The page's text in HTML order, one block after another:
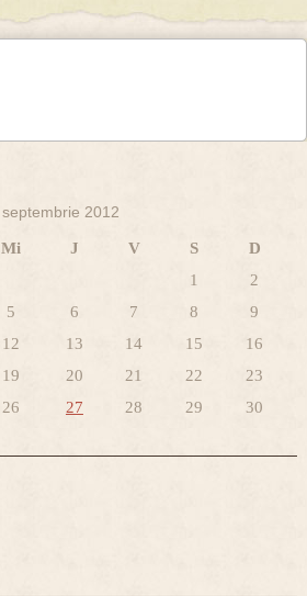
septembrie 2012
Mi J V S
D
1
2
5 6 7 8
9
12 13 14 15
16
19 20 21 22
23
26 27 28 29 30